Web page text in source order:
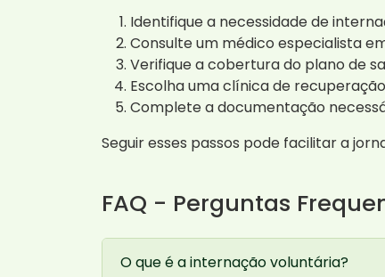
Identifique a necessidade de
Consulte um médico especialista
Verifique a cobertura do plano de
Escolha uma clínica de
Complete a documentação
Seguir esses passos pode facilitar a
FAQ - Perguntas
O que é a internação voluntária?